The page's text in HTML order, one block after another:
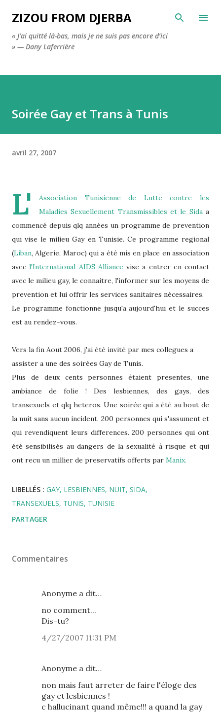
Accéder au contenu principal
ZIZOU FROM DJERBA
« J’ai quitté là-bas, mais je ne suis pas encore d’ici
» — Dany Laferrière
Soirée Gay et Trans à Tunis
avril 27, 2007
L'
Association Tunisienne de Lutte contre les
Maladies Sexuellement Transmissibles et le Sidaa
commencé depuis qlq années un programme de prevention
qui vise le milieu Gay en Tunisie. Ce programme regional
(Liban, Algerie, Maroc) qui a été mis en place en association
avecl'International AIDS Alliance vise a entrer en contact
avec le milieu gay, le connaitre, l'informer sur les moyens de
prevention et lui offrir les services sanitaires nécessaires.
Le programme fonctionne jusqu'a aujourd'hui et le succes
est au rendez-vous.
Vers la fin Aout 2006, j'ai été invité par mes collegues a
assister a une des soirées Gay de Tunis.
Plus de deux cents personnes étaient presentes, une
ambiance de folie ! Des lesbiennes, des gays, des
transexuels et qlq heteros. Une soirée qui a été au bout de
la nuit sans aucun incident. 200 personnes qui s'assument et
qui revendiquent leurs differences. 200 personnes qui ont
été sensibilisés au dangers de la sexualité à risque et qui
ont recu un millier de preservatifs offerts par Manix.
LIBELLÉS : GAY LESBIENNES NUIT SIDA
TRANSEXUELS TUNIS TUNISIE
PARTAGER
Commentaires
Anonyme a dit…
no comment...
Dis-tu?
4/27/2007 11:31 PM
Anonyme a dit…
non mais faut arreter de faire l'éloge des
gay et lesbiennes !
c hallucinant quand même!!! a quand la gay